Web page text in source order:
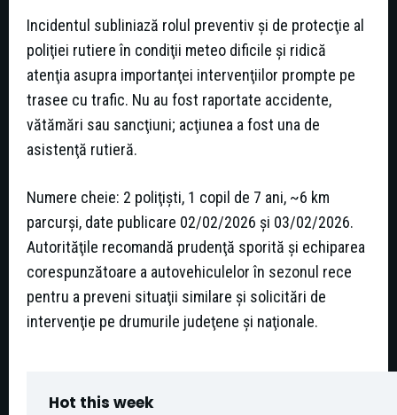
Incidentul subliniază rolul preventiv şi de protecţie al
poliţiei rutiere în condiţii meteo dificile şi ridică
atenţia asupra importanţei intervenţiilor prompte pe
trasee cu trafic. Nu au fost raportate accidente,
vătămări sau sancţiuni; acţiunea a fost una de
asistenţă rutieră.
Numere cheie: 2 poliţişti, 1 copil de 7 ani, ~6 km
parcurşi, date publicare 02/02/2026 şi 03/02/2026.
Autorităţile recomandă prudenţă sporită şi echiparea
corespunzătoare a autovehiculelor în sezonul rece
pentru a preveni situaţii similare şi solicitări de
intervenţie pe drumurile judeţene şi naţionale.
Hot this week